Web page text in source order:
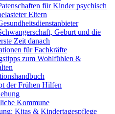
für Kinder psychisch
Eltern
Geburt und die
Zeit danach
für Fachkräfte
zum Wohlfühlen &
der Frühen Hilfen
Kommune
Kitas & Kindertagespflege